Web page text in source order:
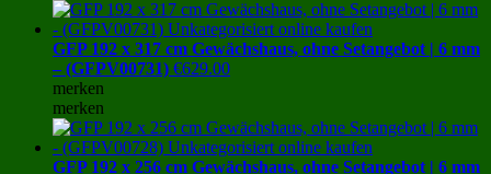
GFP 192 x 317 cm Gewächshaus, ohne Setangebot | 6 mm
– (GFPV00731) €629.00
merken
merken
GFP 192 x 256 cm Gewächshaus, ohne Setangebot | 6 mm